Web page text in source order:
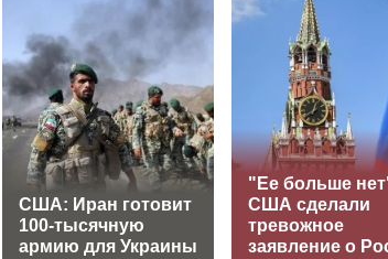
США: Иран готовит
100-тысячную
армию для Украины
"Ее больше
США сделали
тревожное
заявление о